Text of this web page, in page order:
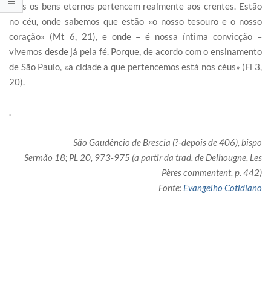
Mas os bens eternos pertencem realmente aos crentes. Estão
no céu, onde sabemos que estão «o nosso tesouro e o nosso
coração» (Mt 6, 21), e onde – é nossa íntima convicção –
vivemos desde já pela fé. Porque, de acordo com o ensinamento
de São Paulo, «a cidade a que pertencemos está nos céus» (Fl 3,
20).
.
São Gaudêncio de Brescia (?-depois de 406), bispo
Sermão 18; PL 20, 973-975 (a partir da trad. de Delhougne, Les
Pères commentent, p. 442)
Fonte: Evangelho Cotidiano